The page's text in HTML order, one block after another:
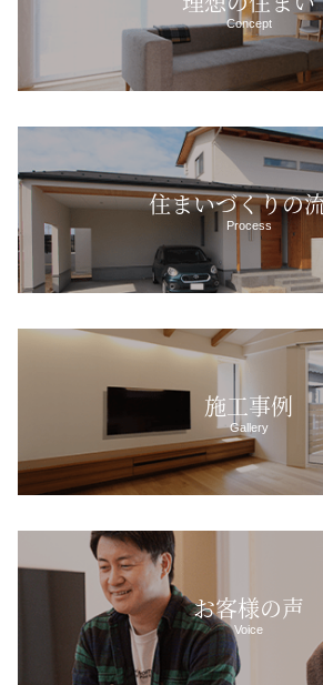
Concept
住まいづくりの
Process
施工事例
Gallery
お客様の声
Voice